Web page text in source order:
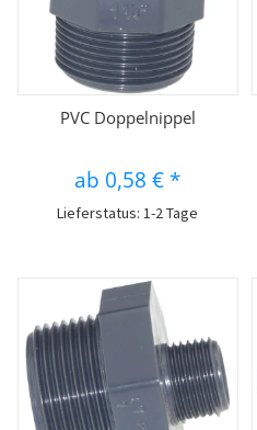
PVC Doppelnippel
ab 0,58 € *
Lieferstatus: 1-2 Tage